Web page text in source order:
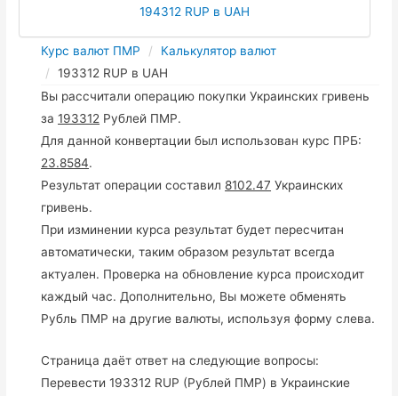
194312 RUP в UAH
Курс валют ПМР
Калькулятор валют
193312 RUP в UAH
Вы рассчитали операцию покупки Украинских гривень
за193312 Рублей ПМР.
Для данной конвертации был использован курс ПРБ:
23.8584.
Результат операции составил 8102.47 Украинских
гривень.
При изминении курса результат будет пересчитан
автоматически, таким образом результат всегда
актуален. Проверка на обновление курса происходит
каждый час. Дополнительно, Вы можете обменять
Рубль ПМР на другие валюты, используя форму слева.
Страница даёт ответ на следующие вопросы:
Перевести 193312 RUP (Рублей ПМР) в Украинские